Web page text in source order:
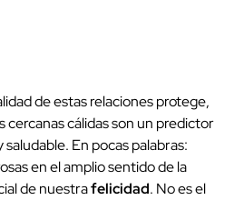
de estas relaciones protege,
cercanas cálidas son un predictor
En pocas palabras:
en el amplio sentido de la
de nuestrafelicidad. No es el